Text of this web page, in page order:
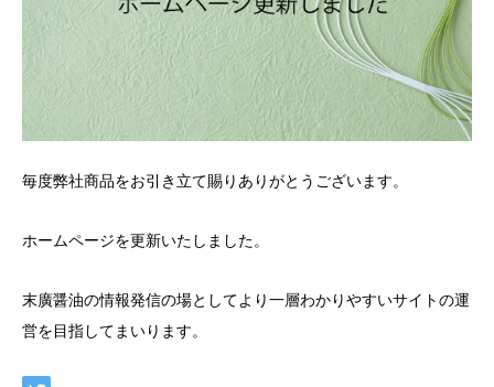
毎度弊社商品をお引き立て賜りありがとうございます。
ホームページを更新いたしました。
末廣醤油の情報発信の場としてより一層わかりやすいサイトの運
営を目指してまいります。